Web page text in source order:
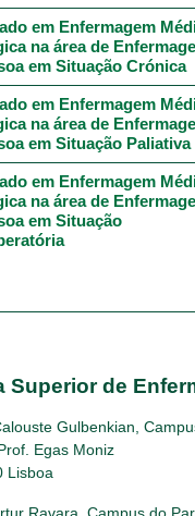
em Enfermagem
na área de
em Situação Crónica
em Enfermagem
na área de
em Situação Paliativa
em Enfermagem
na área de
em Situação
Superior de
Gulbenkian,
Egas Moniz
Lisboa